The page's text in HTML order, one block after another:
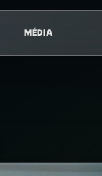
MÉDIA